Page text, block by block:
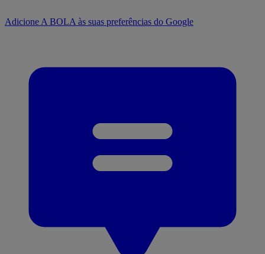
Adicione A BOLA às suas preferências do Google